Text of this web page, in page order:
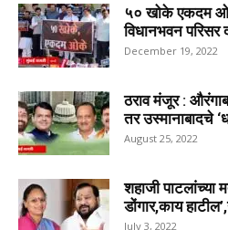
५० खोके एकदम
विधानभवन परिसर
December 19, 2022
ठराव मंजूर :
तर उस्मानाबादचे
August 25, 2022
शहाजी पाटलांच्या
डोंगार,काय
July 3, 2022